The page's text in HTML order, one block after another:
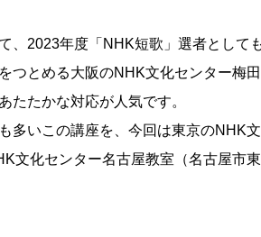
、2023年度「NHK短歌」選者として
つとめる大阪のNHK文化センター梅
たたかな対応が人気です。
多いこの講座を、今回は東京のNHK
文化センター名古屋教室（名古屋市